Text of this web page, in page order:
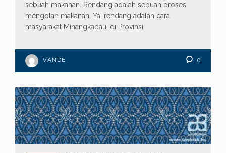
sebuah makanan. Rendang adalah sebuah proses
mengolah makanan. Ya, rendang adalah cara
masyarakat Minangkabau, di Provinsi
VANDE 0